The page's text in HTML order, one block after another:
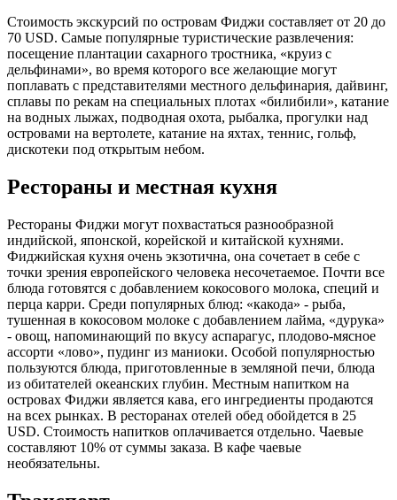
Стоимость экскурсий по островам Фиджи составляет от 20 до
70 USD. Самые популярные туристические развлечения:
посещение плантации сахарного тростника, «круиз с
дельфинами», во время которого все желающие могут
поплавать с представителями местного дельфинария, дайвинг,
сплавы по рекам на специальных плотах «билибили», катание
на водных лыжах, подводная охота, рыбалка, прогулки над
островами на вертолете, катание на яхтах, теннис, гольф,
дискотеки под открытым небом.
Рестораны и местная кухня
Рестораны Фиджи могут похвастаться разнообразной
индийской, японской, корейской и китайской кухнями.
Фиджийская кухня очень экзотична, она сочетает в себе с
точки зрения европейского человека несочетаемое. Почти все
блюда готовятся с добавлением кокосового молока, специй и
перца карри. Среди популярных блюд: «какода» - рыба,
тушенная в кокосовом молоке с добавлением лайма, «дурука»
- овощ, напоминающий по вкусу аспарагус, плодово-мясное
ассорти «лово», пудинг из маниоки. Особой популярностью
пользуются блюда, приготовленные в земляной печи, блюда
из обитателей океанских глубин. Местным напитком на
островах Фиджи является кава, его ингредиенты продаются
на всех рынках. В ресторанах отелей обед обойдется в 25
USD. Стоимость напитков оплачивается отдельно. Чаевые
составляют 10% от суммы заказа. В кафе чаевые
необязательны.